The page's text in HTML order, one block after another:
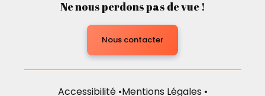
Ne nous perdons pas de vue !
Nous contacter
Accessibilité •Mentions Légales •